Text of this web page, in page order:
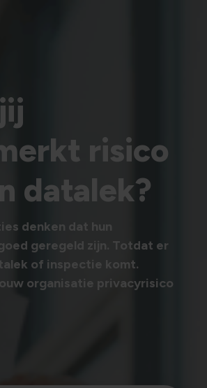
risico
datalek?
denken dat hun
geregeld zijn. Totdat er
of inspectie komt.
organisatie privacyrisico